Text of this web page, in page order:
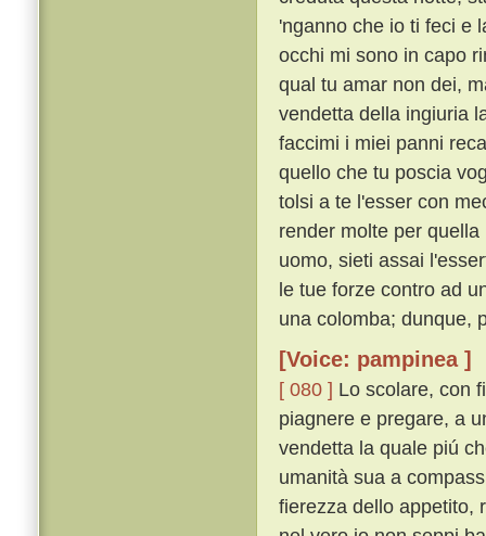
'nganno che io ti feci e
occhi mi sono in capo
qual tu amar non dei,
vendetta della ingiuria
faccimi i miei panni
quello che tu poscia
tolsi a te l'esser con
render molte per
uomo, sieti assai
le tue forze contro ad
una colomba; dunque,
[Voice: pampinea ]
[ 080 ] Lo scolare, con
piagnere e pregare, a
vendetta la quale piú
umanità sua a
fierezza dello appetito,